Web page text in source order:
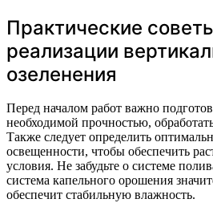
Практические
реализации
озеленения
Перед началом работ важно
необходимой прочностью,
Также следует определить
освещенности, чтобы обеспечить
условия. Не забудьте о системе
система капельного орошения
обеспечит стабильную влажность.